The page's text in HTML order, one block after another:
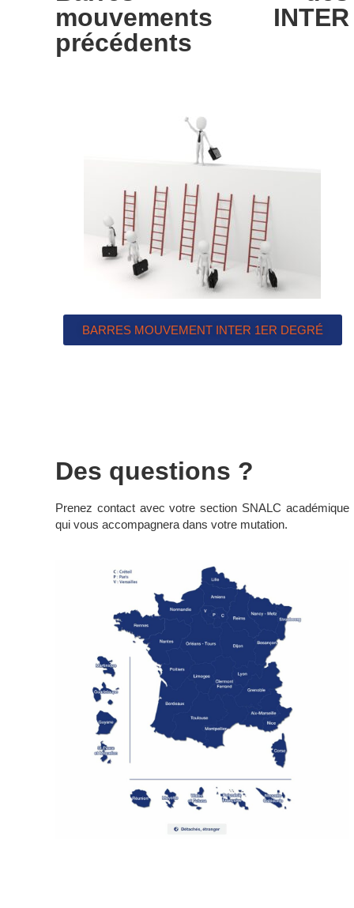
mouvements INTER
précédents
BARRES MOUVEMENT INTER 1ER DEGRÉ
Des questions ?
Prenez contact avec votre section SNALC académique
qui vous accompagnera dans votre mutation.